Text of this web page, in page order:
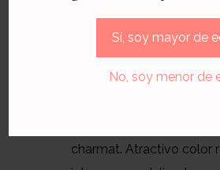
Sí, soy mayor de
No, soy menor de
ESPECIFICACIONES
Información
charmat. Atractivo color